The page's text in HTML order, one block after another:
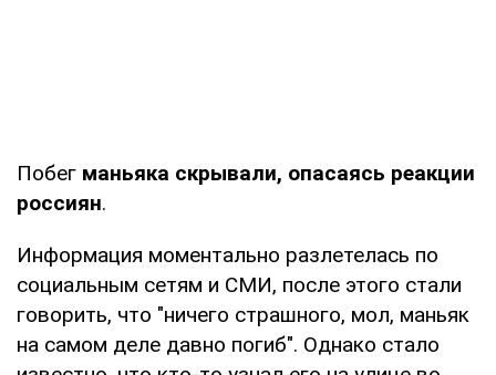
Побег маньяка скрывали, опасаясь реакции
россиян.
Информация моментально разлетелась по
социальным сетям и СМИ, после этого стали
говорить, что "ничего страшного, мол, маньяк
на самом деле давно погиб". Однако стало